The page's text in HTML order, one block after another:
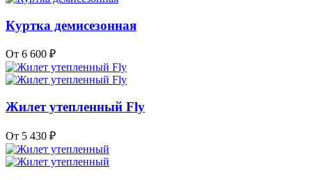
Куртка демисезонная
От 6 600 ₽
Жилет утепленный Fly
От 5 430 ₽